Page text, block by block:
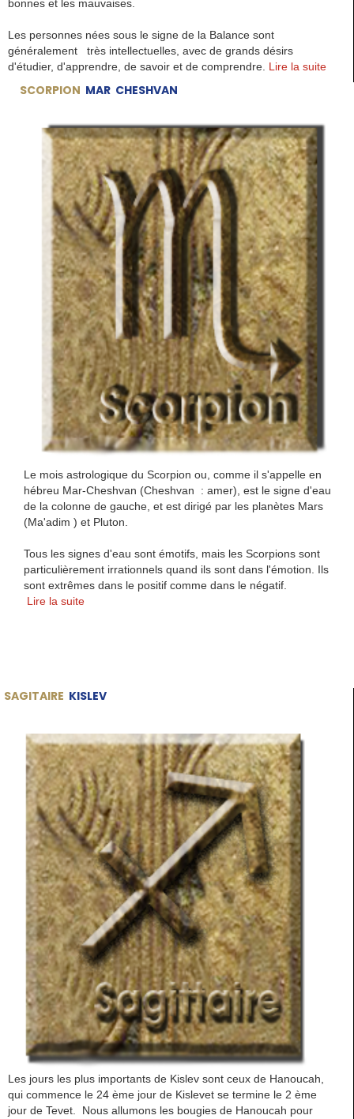
bonnes et les mauvaises.
Les personnes nées sous le signe de la Balance sont
généralement très intellectuelles, avec de grands désirs
d'étudier, d'apprendre, de savoir et de comprendre. Lire la suite
SCORPION MAR CHESHVAN
Le mois astrologique du Scorpion ou, comme il s'appelle en
hébreu Mar-Cheshvan (Cheshvan : amer), est le signe d'eau
de la colonne de gauche, et est dirigé par les planètes Mars
(Ma'adim ) et Pluton.
Tous les signes d'eau sont émotifs, mais les Scorpions sont
particulièrement irrationnels quand ils sont dans l'émotion. Ils
sont extrêmes dans le positif comme dans le négatif.
Lire la suite
SAGITAIRE KISLEV
Les jours les plus importants de Kislev sont ceux de Hanoucah,
qui commence le 24 ème jour de Kislevet se termine le 2 ème
jour de Tevet. Nous allumons les bougies de Hanoucah pour